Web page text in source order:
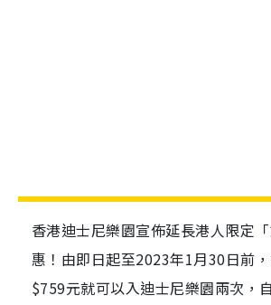
香港迪士尼樂園宣佈延長港人限定
惠！由即日起至2023年1月30日前
$759元就可以入迪士尼樂園兩次，